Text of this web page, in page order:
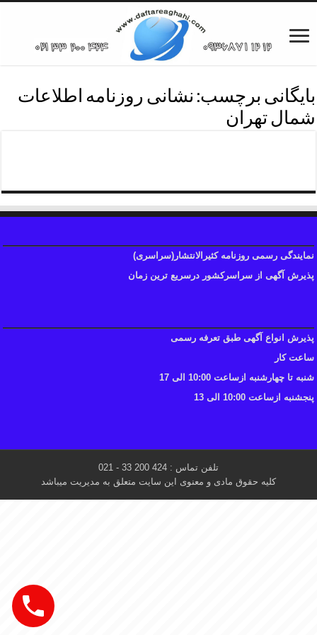
بایگانی برچسب: نشانی روزنامه اطلاعات
شمال تهران
نمایندگی رسمی روزنامه کثیرالانتشار(سراسری)
پذیرش آگهی از سراسرکشور درسریع ترین زمان
پذیرش انواع آگهی طبق تعرفه رسمی
ساعت کار
شنبه تا چهارشنبه ازساعت 10:00 الی 17
پنجشنبه ازساعت 10:00 الی 13
تلفن تماس : 424 200 33 - 021
کلیه حقوق مادی و معنوی این سایت متعلق به مدیریت میباشد